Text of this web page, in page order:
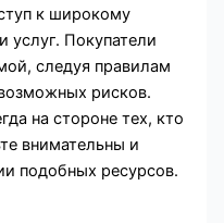
к широкому
услуг. Покупатели
следуя правилам
рисков.
на стороне тех, кто
внимательны и
подобных ресурсов.